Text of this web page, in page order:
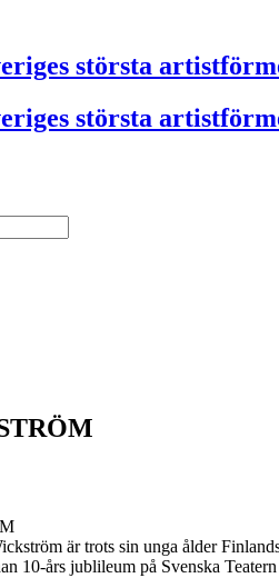
största
största
är trots sin unga ålder
10-års jublileum på Svenska